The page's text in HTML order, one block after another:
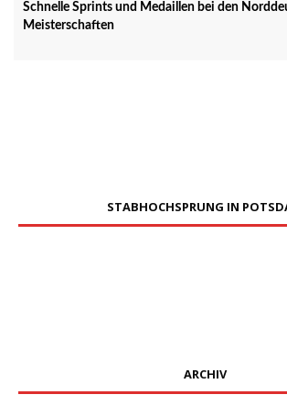
Schnelle Sprints und Medaillen bei den
Meisterschaften
STABHOCHSPRUNG IN
ARCHIV